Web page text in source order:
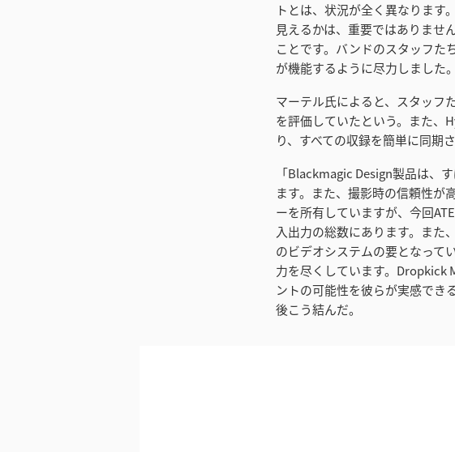
トとは、状況が全く異なりま
見えるかは、重要ではありませ
ことです。バンドのスタッフた
が機能するように尽力しました。
マーテル氏によると、スタッフ
を評価していたという。また、
り、すべての収録を簡単に同期
「Blackmagic Design製品は、
ます。また、撮影時の信頼性が
ーを所有していますが、今回
入出力の総数にあります。また
のビデオシステムの要となって
力を尽くしています。Dropkick
ントの可能性を彼らが実感でき
後こう結んだ。